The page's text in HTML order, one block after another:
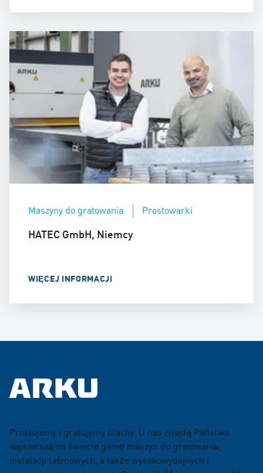
Maszyny do gratowania Prostowarki
HATEC GmbH, Niemcy
WIĘCEJ INFORMACJI
Prostujemy i gratujemy blachy. U nas znajdą Państwo
najszerszą na świecie gamę maszyn do gratowania,
instalacji taśmowych, a także wysokowydajnych i